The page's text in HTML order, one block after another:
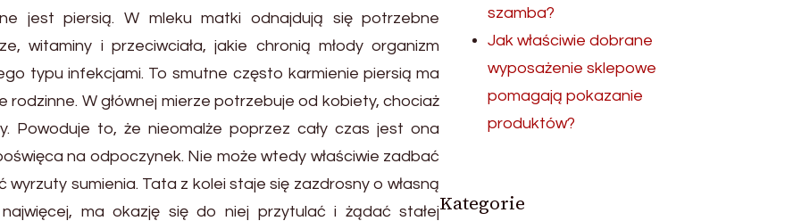
jest piersią. W mleku matki odnajdują się potrzebne
witaminy i przeciwciała, jakie chronią młody organizm
typu infekcjami. To smutne często karmienie piersią ma
rodzinne. W głównej mierze potrzebuje od kobiety, chociaż
Powoduje to, że nieomalże poprzez cały czas jest ona
na odpoczynek. Nie może wtedy właściwie zadbać
sumienia. Tata z kolei staje się zazdrosny o własną
ma okazję się do niej przytulać i żądać stałej
szamba?
Jak właściwie dobrane
wyposażenie sklepowe
pomagają pokazanie
produktów?
Kategorie